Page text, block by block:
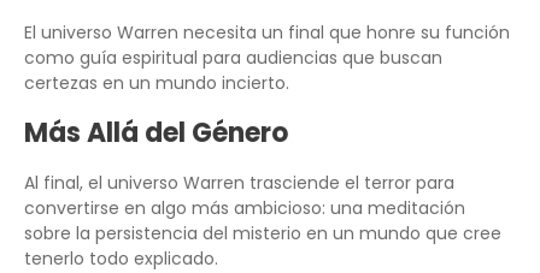
El universo Warren necesita un final que honre su función
como guía espiritual para audiencias que buscan
certezas en un mundo incierto.
Más Allá del Género
Al final, el universo Warren trasciende el terror para
convertirse en algo más ambicioso: una meditación
sobre la persistencia del misterio en un mundo que cree
tenerlo todo explicado.